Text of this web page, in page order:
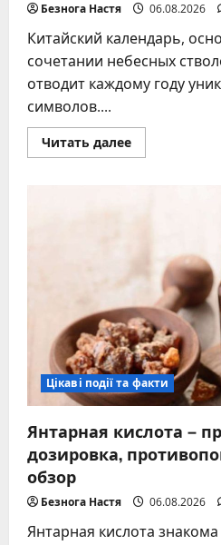
Безнога Настя 06.08.2026
Китайский календарь,
сочетании небесных
отводит каждому году
символов....
Читать далееПрочитать
больше
Крысы
и
влияние
Цікаві події та факти
Янтарная кислота –
дозировка,
обзор
Безнога Настя 06.08.2026
Янтарная кислота